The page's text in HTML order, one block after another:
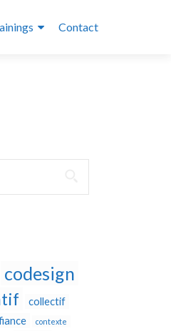
Contact
codesign
collectif
contexte